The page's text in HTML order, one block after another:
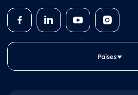
Países